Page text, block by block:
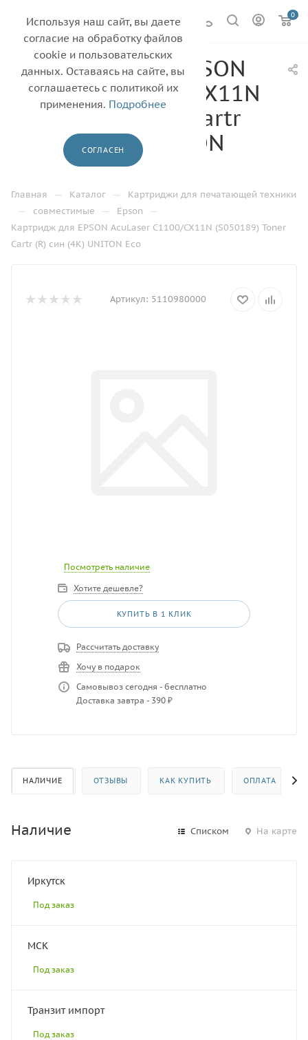
0
Картридж для EPSON
AcuLaser C1100/CX11N
(S050189) Toner Cartr
(R) син (4К) UNITON
Главная — Каталог — Картриджи для печатающей техники
— совместимые — Epson —
Картридж для EPSON AcuLaser C1100/CX11N (S050189) Toner
Cartr (R) син (4К) UNITON Eco
Артикул: 5110980000
Посмотреть наличие
Хотите дешевле?
КУПИТЬ В 1 КЛИК
Рассчитать доставку
Хочу в подарок
Самовывоз сегодня - бесплатно
Доставка завтра - 390 ₽
НАЛИЧИЕ ОТЗЫВЫ КАК КУПИТЬ ОПЛАТА
Наличие Списком На карте
Иркутск
Под заказ
МСК
Под заказ
Транзит импорт
Под заказ
Используя наш сайт, вы даете
согласие на обработку файлов
cookie и пользовательских
данных. Оставаясь на сайте, вы
соглашаетесь с политикой их
применения. Подробнее
СОГЛАСЕН